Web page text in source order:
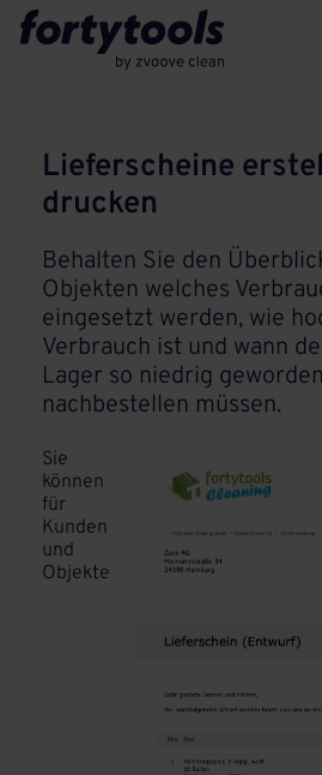
Lieferscheine
drucken
Behalten Sie den
Objekten welches
eingesetzt werden, wie
Verbrauch ist und wann
Lager so niedrig
nachbestellen müssen.
Sie
können
für
Kunden
und
Objekte